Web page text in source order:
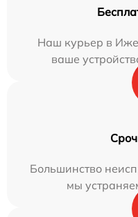
Наш курьер в
ваше
Большинство
мы